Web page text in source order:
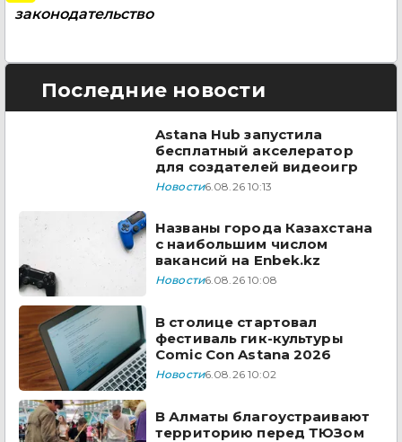
законодательство
Последние новости
Astana Hub запустила
бесплатный акселератор
для создателей видеоигр
Новости6.08.26 10:13
Названы города Казахстана
с наибольшим числом
вакансий на Enbek.kz
Новости6.08.26 10:08
В столице стартовал
фестиваль гик-культуры
Comic Con Astana 2026
Новости6.08.26 10:02
В Алматы благоустраивают
территорию перед ТЮЗом